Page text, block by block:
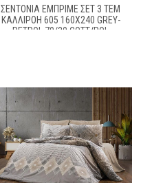
ΣΕΝΤΌΝΙΑ ΕΜΠΡΙΜΈ ΣΕΤ 3 ΤΕΜ
ΚΑΛΛΙΡΌΗ 605 160X240 GREY-
PETROL 70/30 COTT/POL